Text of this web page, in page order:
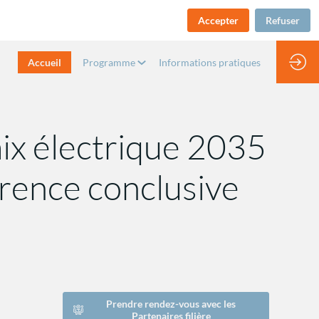
Accueil Programme Informations pratiques
électrique 2035
conclusive
Prendre rendez-vous avec les
Partenaires filière
Accepter Refuser